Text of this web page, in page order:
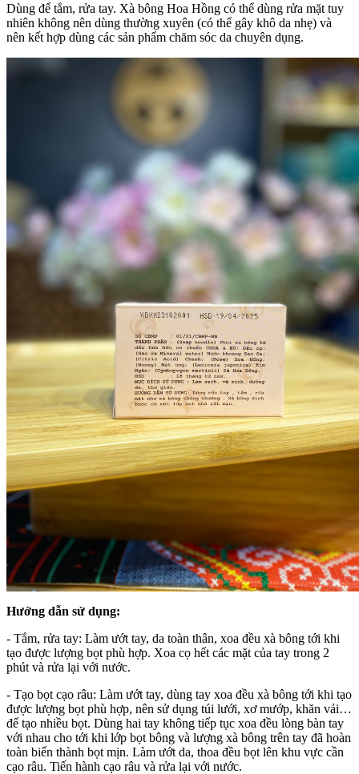
Dùng để tắm, rửa tay. Xà bông Hoa Hồng có thể dùng rửa mặt tuy
nhiên không nên dùng thường xuyên (có thể gây khô da nhẹ) và
nên kết hợp dùng các sản phẩm chăm sóc da chuyên dụng.
Hướng dẫn sử dụng:
- Tắm, rửa tay: Làm ướt tay, da toàn thân, xoa đều xà bông tới khi
tạo được lượng bọt phù hợp. Xoa cọ hết các mặt của tay trong 2
phút và rửa lại với nước.
- Tạo bọt cạo râu: Làm ướt tay, dùng tay xoa đều xà bông tới khi tạo
được lượng bọt phù hợp, nên sử dụng túi lưới, xơ mướp, khăn vải…
để tạo nhiều bọt. Dùng hai tay không tiếp tục xoa đều lòng bàn tay
với nhau cho tới khi lớp bọt bông và lượng xà bông trên tay đã hoàn
toàn biến thành bọt mịn. Làm ướt da, thoa đều bọt lên khu vực cần
cạo râu. Tiến hành cạo râu và rửa lại với nước.